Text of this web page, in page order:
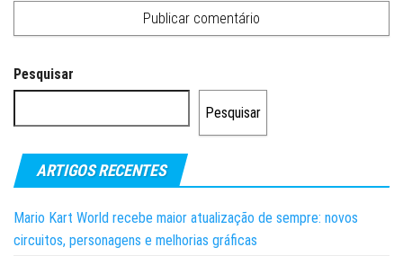
Pesquisar
Pesquisar
ARTIGOS RECENTES
Mario Kart World recebe maior atualização de sempre: novos
circuitos, personagens e melhorias gráficas